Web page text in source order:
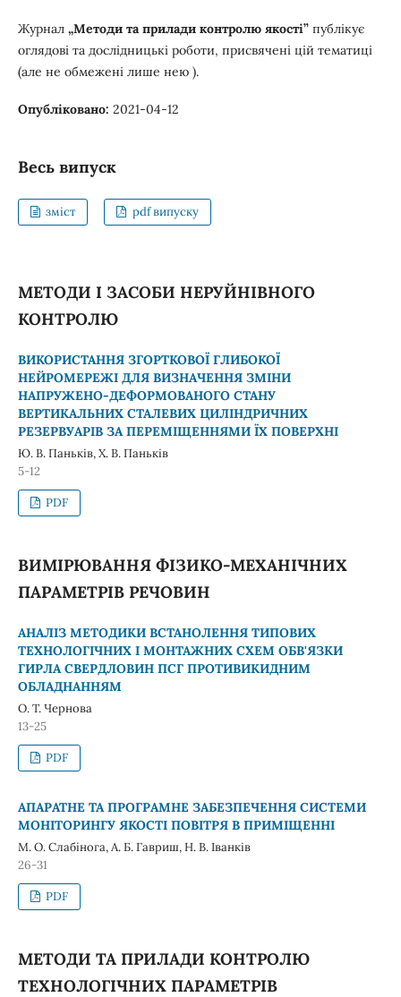
Журнал„Методи та прилади контролю якості”публікує
оглядові та дослідницькі роботи, присвячені цій тематиці
(але не обмежені лише нею ).
Опубліковано: 2021-04-12
Весь випуск
зміст pdf випуску
МЕТОДИ І ЗАСОБИ НЕРУЙНІВНОГО
КОНТРОЛЮ
ВИКОРИСТАННЯ ЗГОРТКОВОЇ ГЛИБОКОЇ
НЕЙРОМЕРЕЖІ ДЛЯ ВИЗНАЧЕННЯ ЗМІНИ
НАПРУЖЕНО-ДЕФОРМОВАНОГО СТАНУ
ВЕРТИКАЛЬНИХ СТАЛЕВИХ ЦИЛІНДРИЧНИХ
РЕЗЕРВУАРІВ ЗА ПЕРЕМІЩЕННЯМИ ЇХ ПОВЕРХНІ
Ю. В. Паньків, Х. B. Паньків
5-12
PDF
ВИМІРЮВАННЯ ФІЗИКО-МЕХАНІЧНИХ
ПАРАМЕТРІВ РЕЧОВИН
АНАЛІЗ МЕТОДИКИ ВСТАНОЛЕННЯ ТИПОВИХ
ТЕХНОЛОГІЧНИХ I МОНТАЖНИХ СХЕМ ОБВ'ЯЗКИ
ГИРЛА СВЕРДЛОВИН ПСГ ПРОТИВИКИДНИМ
ОБЛАДНАННЯМ
О. Т. Чернова
13-25
PDF
АПАРАТНЕ ТА ПРОГРАМНЕ ЗАБЕЗПЕЧЕННЯ СИСТЕМИ
МОНІТОРИНГУ ЯКОСТІ ПОВІТРЯ В ПРИМІЩЕННІ
М. О. Слабінога, А. Б. Гавриш, Н. В. Іванків
26-31
PDF
МЕТОДИ ТА ПРИЛАДИ КОНТРОЛЮ
ТЕХНОЛОГІЧНИХ ПАРАМЕТРІВ